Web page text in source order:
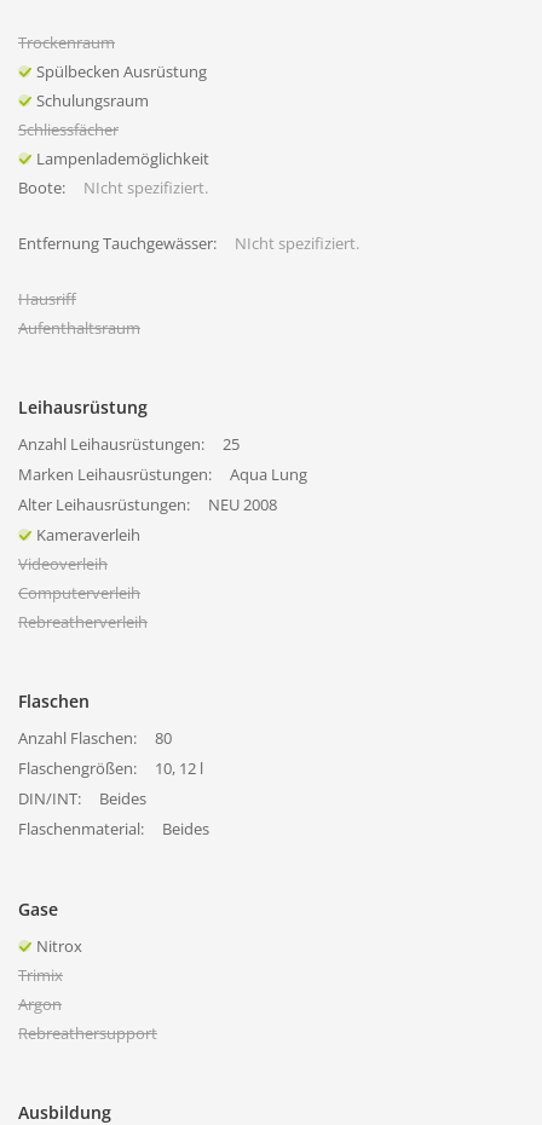
Trockenraum
Spülbecken Ausrüstung
Schulungsraum
Schliessfächer
Lampenlademöglichkeit
Boote:
NIcht spezifiziert.
Entfernung Tauchgewässer: NIcht spezifiziert.
Hausriff
Aufenthaltsraum
Leihausrüstung
Anzahl Leihausrüstungen:
25
Marken Leihausrüstungen:
Aqua Lung
Alter Leihausrüstungen:
NEU 2008
Kameraverleih
Videoverleih
Computerverleih
Rebreatherverleih
Flaschen
Anzahl Flaschen:
80
Flaschengrößen:
10, 12 l
DIN/INT:
Beides
Flaschenmaterial:
Beides
Gase
Nitrox
Trimix
Argon
Rebreathersupport
Ausbildung